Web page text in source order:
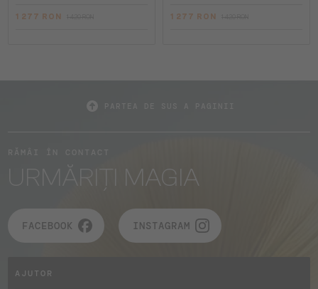
1 277 RON 1 277 RON
URMĂRIȚI MAGIA
FACEBOOK INSTAGRAM
AJUTOR